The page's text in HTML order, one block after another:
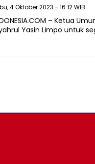
4 Oktober 2023 - 16:12 WIB
– Ketua
Yasin Limpo untuk